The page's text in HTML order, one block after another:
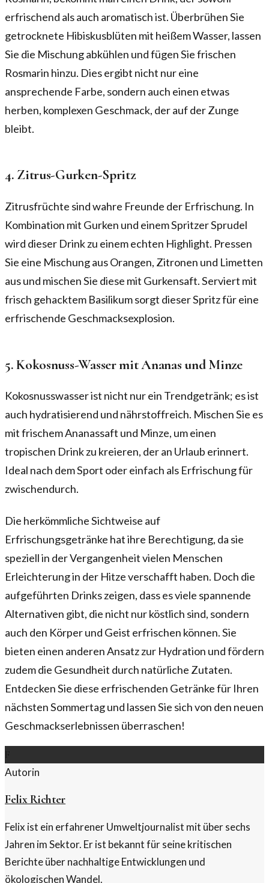
erfrischend als auch aromatisch ist. Überbrühen Sie
getrocknete Hibiskusblüten mit heißem Wasser, lassen
Sie die Mischung abkühlen und fügen Sie frischen
Rosmarin hinzu. Dies ergibt nicht nur eine
ansprechende Farbe, sondern auch einen etwas
herben, komplexen Geschmack, der auf der Zunge
bleibt.
4. Zitrus-Gurken-Spritz
Zitrusfrüchte sind wahre Freunde der Erfrischung. In
Kombination mit Gurken und einem Spritzer Sprudel
wird dieser Drink zu einem echten Highlight. Pressen
Sie eine Mischung aus Orangen, Zitronen und Limetten
aus und mischen Sie diese mit Gurkensaft. Serviert mit
frisch gehacktem Basilikum sorgt dieser Spritz für eine
erfrischende Geschmacksexplosion.
5. Kokosnuss-Wasser mit Ananas und Minze
Kokosnusswasser ist nicht nur ein Trendgetränk; es ist
auch hydratisierend und nährstoffreich. Mischen Sie es
mit frischem Ananassaft und Minze, um einen
tropischen Drink zu kreieren, der an Urlaub erinnert.
Ideal nach dem Sport oder einfach als Erfrischung für
zwischendurch.
Die herkömmliche Sichtweise auf
Erfrischungsgetränke hat ihre Berechtigung, da sie
speziell in der Vergangenheit vielen Menschen
Erleichterung in der Hitze verschafft haben. Doch die
aufgeführten Drinks zeigen, dass es viele spannende
Alternativen gibt, die nicht nur köstlich sind, sondern
auch den Körper und Geist erfrischen können. Sie
bieten einen anderen Ansatz zur Hydration und fördern
zudem die Gesundheit durch natürliche Zutaten.
Entdecken Sie diese erfrischenden Getränke für Ihren
nächsten Sommertag und lassen Sie sich von den neuen
Geschmackserlebnissen überraschen!
Autorin
Felix Richter
Felix ist ein erfahrener Umweltjournalist mit über sechs
Jahren im Sektor. Er ist bekannt für seine kritischen
Berichte über nachhaltige Entwicklungen und
ökologischen Wandel.